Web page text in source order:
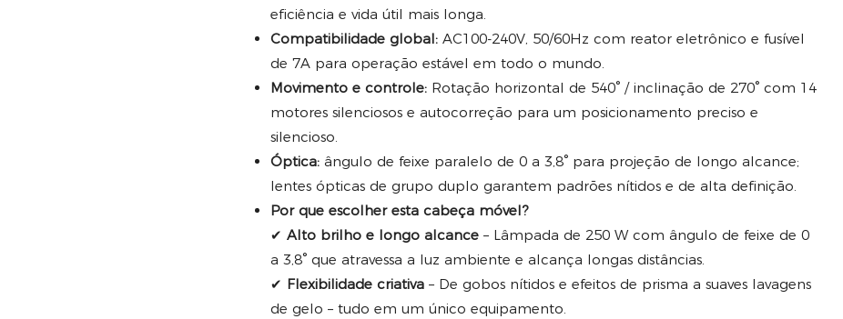
eficiência e vida útil mais longa.
Compatibilidade global: AC100-240V, 50/60Hz com reator eletrônico e fusível
de 7A para operação estável em todo o mundo.
Movimento e controle: Rotação horizontal de 540° / inclinação de 270° com 14
motores silenciosos e autocorreção para um posicionamento preciso e
silencioso.
Óptica: ângulo de feixe paralelo de 0 a 3,8° para projeção de longo alcance;
lentes ópticas de grupo duplo garantem padrões nítidos e de alta definição.
Por que escolher esta cabeça móvel?
✔ Alto brilho e longo alcance – Lâmpada de 250 W com ângulo de feixe de 0
a 3,8° que atravessa a luz ambiente e alcança longas distâncias.
✔ Flexibilidade criativa – De gobos nítidos e efeitos de prisma a suaves lavagens
de gelo – tudo em um único equipamento.